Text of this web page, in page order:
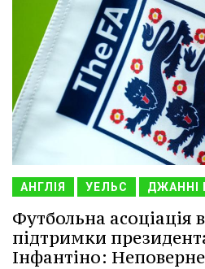
АНГЛІЯ УЕЛЬС ДЖАННІ
Футбольна асоціація
підтримки
Інфантіно: